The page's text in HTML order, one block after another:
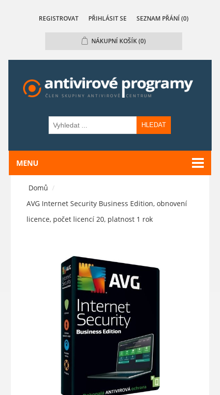
REGISTROVAT PŘIHLÁSIT SE SEZNAM PŘÁNÍ (0)
NÁKUPNÍ KOŠÍK(0)
HLEDAT
MENU
Domů /
AVG Internet Security Business Edition, obnovení
licence, počet licencí 20, platnost 1 rok